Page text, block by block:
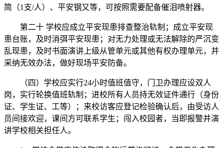
简（1支/人）、平安钢又等，可按照需要配备催泪喷射器。
第二十 学校应成立平安现患排查整治轨制；成立平安现
患台账，及时消弭平安现患；对无力处理或无法解除的严沉变
乱现患，及时书面演讲上级从管单元或其他有权办理单元，并
采纳无效办法，做好现场平安防备。
（四）学校应实行24小时值班值守，门卫办理应设双人
岗，实行轮换值班轨制；进校所有人员持无效证件通行（身份
证、学生证、工等）；来校访客应登记检验确认后，由受访人
员间接欢迎，课间方可联系学生；闯入校园者，当即报警并演
讲学校相关担任人。